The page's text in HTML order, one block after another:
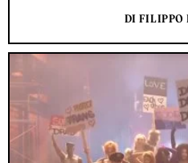
DI FILIPPO